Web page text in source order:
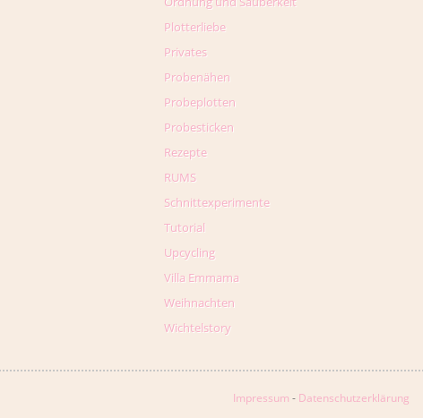
Plotterliebe
Privates
Probenähen
Probeplotten
Probesticken
Rezepte
RUMS
Schnittexperimente
Tutorial
Upcycling
Villa Emmama
Weihnachten
Wichtelstory
Impressum - Datenschutzerklärung